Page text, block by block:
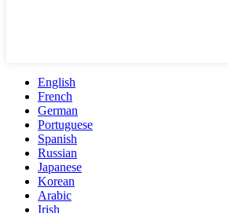
English
French
German
Portuguese
Spanish
Russian
Japanese
Korean
Arabic
Irish